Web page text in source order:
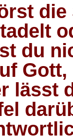
die
du
lässt